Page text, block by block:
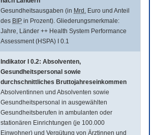
Gesundheitsausgaben (in Mrd. Euro und Anteil
des BIP in Prozent). Gliederungsmerkmale:
Jahre, Länder ++ Health System Performance
Assessment (HSPA) I 0.1
Indikator I 0.2: Absolventen,
Gesundheitspersonal sowie
durchschnittliches Bruttojahreseinkommen
Absolventinnen und Absolventen sowie
Gesundheitspersonal in ausgewählten
Gesundheitsberufen in ambulanten oder
stationären Einrichtungen (je 100.000
Einwohner) und Vergütung von Ärztinnen und